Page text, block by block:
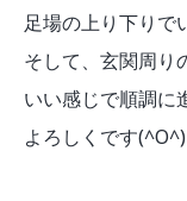
足場の上り下り
そして、玄関周り
いい感じで順調に
よろしくです(^O^)